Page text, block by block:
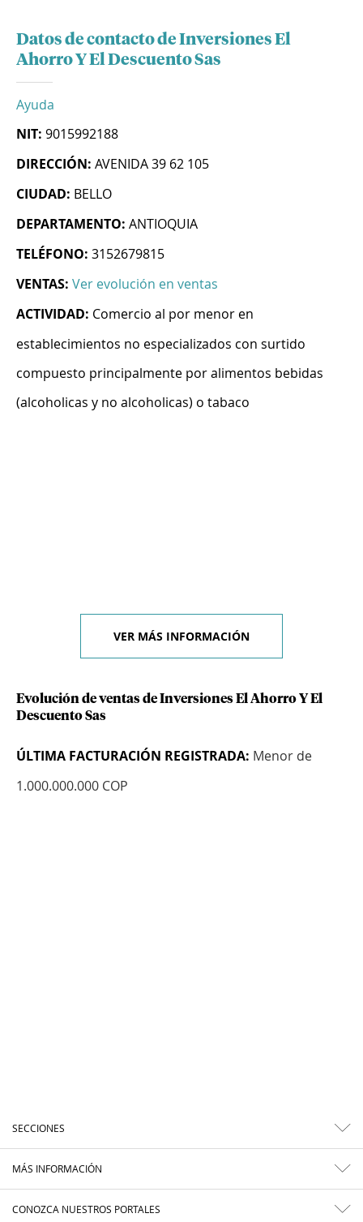
Datos de contacto de Inversiones El
Ahorro Y El Descuento Sas
Ayuda
NIT: 9015992188
DIRECCIÓN: AVENIDA 39 62 105
CIUDAD: BELLO
DEPARTAMENTO: ANTIOQUIA
TELÉFONO: 3152679815
VENTAS: Ver evolución en ventas
ACTIVIDAD: Comercio al por menor en
establecimientos no especializados con surtido
compuesto principalmente por alimentos bebidas
(alcoholicas y no alcoholicas) o tabaco
VER MÁS INFORMACIÓN
Evolución de ventas de Inversiones El Ahorro Y El
Descuento Sas
ÚLTIMA FACTURACIÓN REGISTRADA: Menor de
1.000.000.000 COP
SECCIONES
MÁS INFORMACIÓN
CONOZCA NUESTROS PORTALES